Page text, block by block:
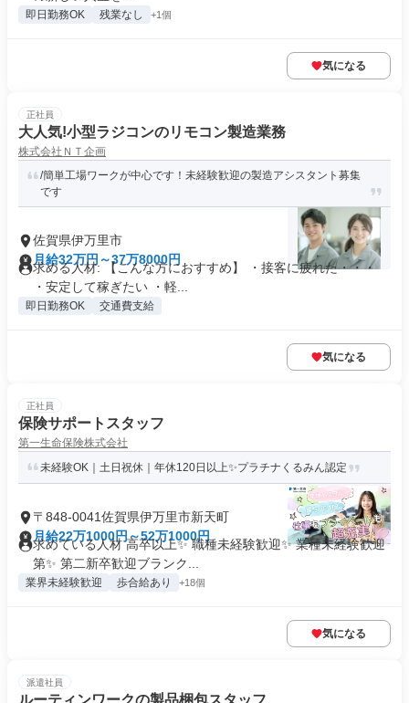
即日勤務OK 残業なし +1個
気になる
正社員
大人気!小型ラジコンのリモコン製造業務
株式会社ＮＴ企画
/簡単工場ワークが中心です！未経験歓迎の製造アシスタント募集
です
佐賀県伊万里市
月給32万円～37万8000円
求める人材: 【こんな方におすすめ】 ・接客に疲れた・・・
・安定して稼ぎたい ・軽...
即日勤務OK 交通費支給
気になる
正社員
保険サポートスタッフ
第一生命保険株式会社
未経験OK｜土日祝休｜年休120日以上✨プラチナくるみん認定
〒848-0041佐賀県伊万里市新天町
月給22万1000円～52万1000円
求めている人材 高卒以上✨ 職種未経験歓迎✨ 業種未経験歓迎
第✨ 第二新卒歓迎ブランク...
業界未経験歓迎 歩合給あり +18個
気になる
派遣社員
ルーティンワークの製品梱包スタッフ